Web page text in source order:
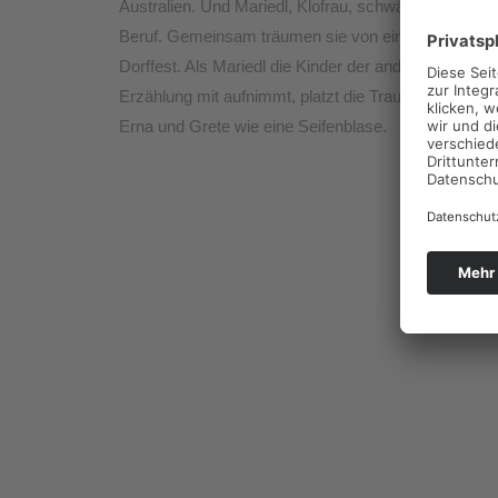
Australien. Und Mariedl, Klofrau, schwärmt von
Beruf. Gemeinsam träumen sie von einem schönen
Dorffest. Als Mariedl die Kinder der anderen in die
Erzählung mit aufnimmt, platzt die Traumversion
Erna und Grete wie eine Seifenblase.